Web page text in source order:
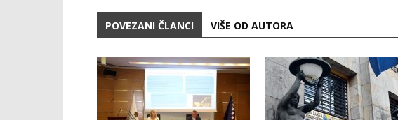
POVEZANI ČLANCI VIŠE OD AUTORA